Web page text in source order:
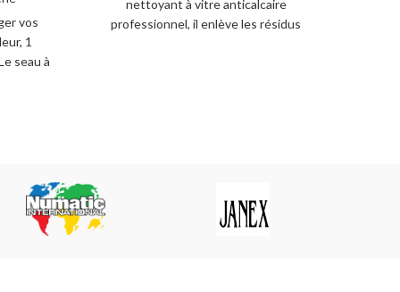
vos
1
seau à
nettoyant à vitre anticalcaire
professionnel, il enlève les résidus